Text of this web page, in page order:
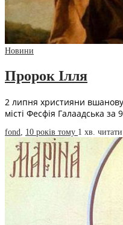
Новини
Пророк Ілля
2 липня християни
місті Фесфія Галаадська за
fond, 10 років тому 1 хв. читати